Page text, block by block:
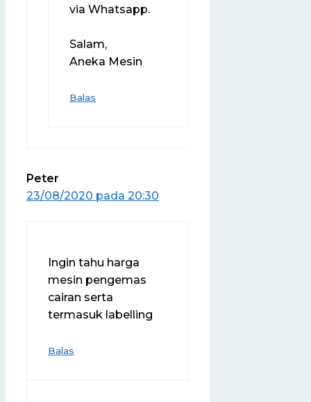
via Whatsapp.
Salam,
Aneka Mesin
Balas
Peter
23/08/2020 pada 20:30
Ingin tahu harga
mesin pengemas
cairan serta
termasuk labelling
Balas